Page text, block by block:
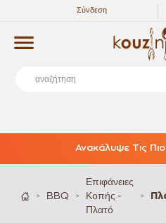
Σύνδεση
Ανακάλυψε Τις
> BBQ >
Επιφάνειες
Κοπής -
Πλατό
>